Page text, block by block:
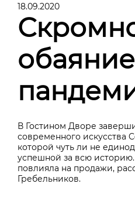
18.09.2020
обаяние
В Гостином Дворе
современного искусства
которой чуть ли не
успешной за всю
повлияла на продажи,
Гребельников.